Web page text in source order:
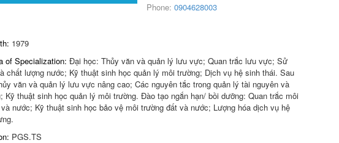
Phone: 0904628003
1979
of Specialization: Đại học: Thủy văn và quản lý lưu vực; Quan trắc lưu vực; Sử
chất lượng nước; Kỹ thuật sinh học quản lý môi trường; Dịch vụ hệ sinh thái. Sau
văn và quản lý lưu vực nâng cao; Các nguyên tắc trong quản lý tài nguyên và
Kỹ thuật sinh học quản lý môi trường. Đào tạo ngắn hạn/ bồi dưỡng: Quan trắc môi
nước; Kỹ thuật sinh học bảo vệ môi trường đất và nước; Lượng hóa dịch vụ hệ
PGS.TS